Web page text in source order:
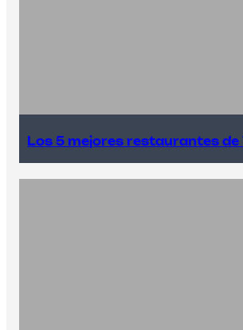
Los 5 mejores restaurantes de